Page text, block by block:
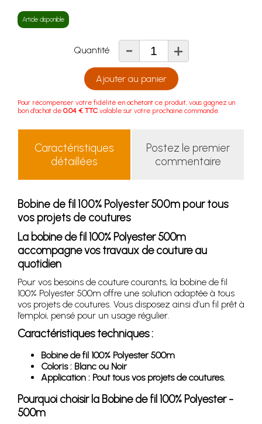
Article disponible
Quantité - +
Ajouter au panier
Pour récompenser votre fidélité en achetant ce produit, vous gagnez un
bon d'achat de 0.04 € TTC valable sur votre prochaine commande.
Caractéristiques
détaillées
Postez le premier
commentaire
Bobine de fil 100% Polyester 500m pour tous
vos projets de coutures
La bobine de fil 100% Polyester 500m
accompagne vos travaux de couture au
quotidien
Pour vos besoins de couture courants, la bobine de fil
100% Polyester 500m offre une solution adaptée à tous
vos projets de coutures. Vous disposez ainsi d’un fil prêt à
l’emploi, pensé pour un usage régulier.
Caractéristiques techniques :
Bobine de fil 100% Polyester 500m
Coloris : Blanc ou Noir
Application : Pout tous vos projets de coutures.
Pourquoi choisir la Bobine de fil 100% Polyester -
500m